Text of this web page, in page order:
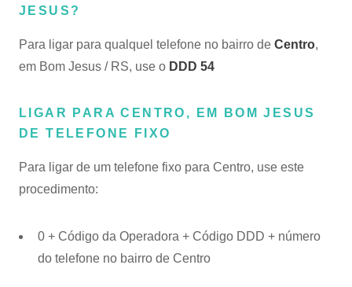
JESUS?
Para ligar para qualquel telefone no bairro de Centro,
em Bom Jesus / RS, use o DDD 54
LIGAR PARA CENTRO, EM BOM JESUS
DE TELEFONE FIXO
Para ligar de um telefone fixo para Centro, use este
procedimento:
0 + Código da Operadora + Código DDD + número
do telefone no bairro de Centro